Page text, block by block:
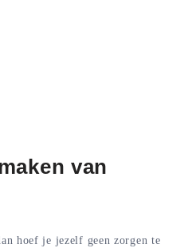
van
hoef je jezelf geen zorgen te